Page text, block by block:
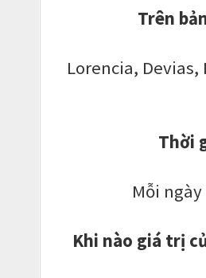
Trên
Lorencia,
Thời
Mỗi
Khi nào giá trị